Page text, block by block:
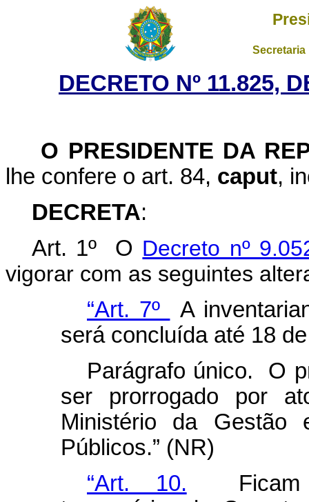
DECRETO Nº 11.825,
O PRESIDENTE DA
lhe confere o art. 84, caput,
DECRETA:
Art. 1º O Decreto nº
vigorar com as seguintes
“Art. 7º
A
será concluída até 18
Parágrafo único. O
ser prorrogado por
Ministério da Gestão
Públicos.” (NR)
“Art. 10. Ficam